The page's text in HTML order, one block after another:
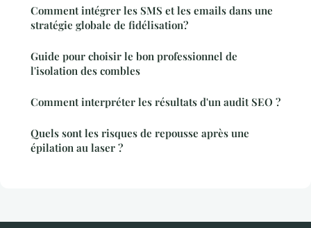
Comment intégrer les SMS et les emails dans une
stratégie globale de fidélisation?
Guide pour choisir le bon professionnel de
l'isolation des combles
Comment interpréter les résultats d'un audit SEO ?
Quels sont les risques de repousse après une
épilation au laser ?